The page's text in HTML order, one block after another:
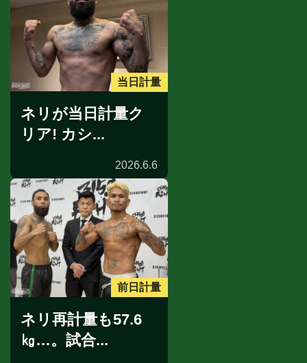
当日計量
ネリが当日計量ク
リア! カシ...
2026.6.6
前日計量
ネリ再計量も57.6
㎏…。試合...